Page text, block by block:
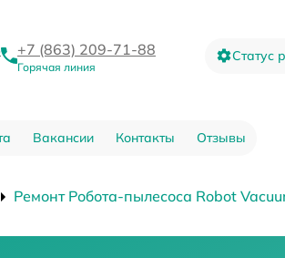
+7 (863) 209-71-88
Горячая линия
Статус
Вакансии Контакты Отзывы
Ремонт Робота-пылесоса Robot